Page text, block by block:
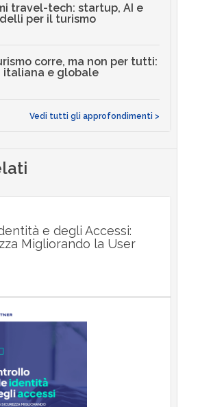
travel-tech: startup, AI e
per il turismo
corre, ma non per tutti:
italiana e globale
Vedi tutti gli approfondimenti >
e degli Accessi:
Migliorando la User